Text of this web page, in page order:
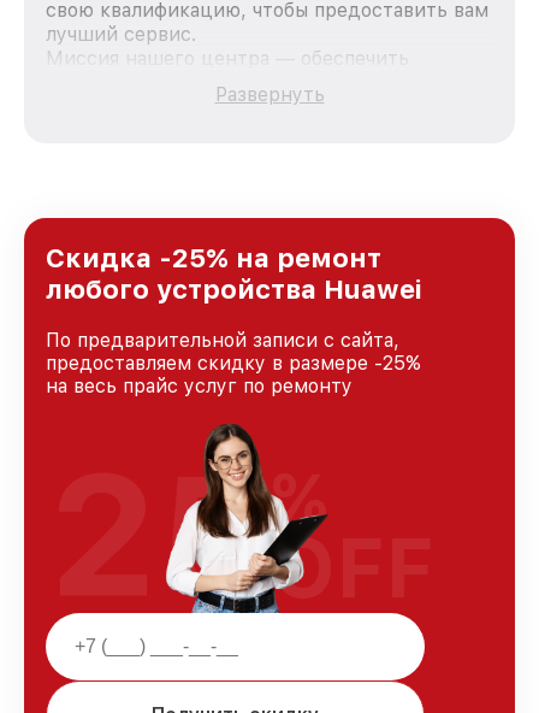
свою квалификацию, чтобы предоставить вам
лучший сервис.
Миссия нашего центра — обеспечить
качественный и доступный ремонт для
каждого пользователя продукции Huawei, вне
Новосибирске, постоянно повышая уровень
доверия и лояльности наших клиентов.
Развернуть
Скидка -25% на ремонт
любого устройства Huawei
По предварительной записи с сайта,
предоставляем скидку в размере -25%
на весь прайс услуг по ремонту
25%
OFF